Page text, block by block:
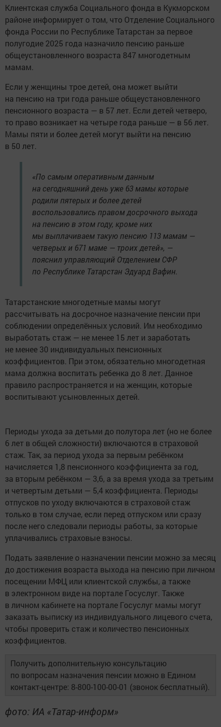
Клиентская служба Социального фонда в Кукморском
районе информирует о том, что Отделение Социального
фонда России по Республике Татарстан за первое
полугодие 2025 года назначило пенсию раньше
общеустановленного возраста 847 многодетным
мамам.
Если у женщины трое детей, она может выйти
на пенсию на три года раньше общеустановленного
пенсионного возраста — в 57 лет. Если детей четверо,
то право возникает на четыре года раньше — в 56 лет.
Мамы пяти и более детей могут выйти на пенсию
в 50 лет.
«По самым оперативным данным
на сегодняшний день уже 63 мамы которые
родили пятерых и более детей
воспользовались правом досрочного выхода
на пенсию в этом году, кроме них
мы выплачиваем такую пенсию 113 мамам —
четверых и 671 маме — троих детей», —
пояснил управляющий Отделением СФР
по Республике Татарстан Эдуард Вафин.
Татарстанские многодетные мамы могут
рассчитывать на досрочное назначение пенсии при
соблюдении определённых условий. Им необходимо
выработать стаж — не менее 15 лет и заработать
не менее 30 индивидуальных пенсионных
коэффициентов. При этом, обязательно многодетная
мама должна воспитать ребенка до 8 лет. Данное
правило распространяется и на женщин, которые
воспитывают усыновленных детей.
Периоды ухода за детьми до полутора лет (но не более
6 лет в общей сложности) включаются в страховой
стаж. Так, за период ухода за первым ребёнком
начисляется 1,8 пенсионного коэффициента за год,
за вторым ребёнком — 3,6, а за время ухода за третьим
и четвертым детьми — 5,4 коэффициента. Периоды
отпусков по уходу включаются в страховой стаж
только в том случае, если перед отпуском или сразу
после него следовали периоды работы, за которые
уплачивались страховые взносы.
Подать заявление о назначении пенсии можно за месяц
до достижения возраста выхода на пенсию при личном
посещении МФЦ или клиентской службы, а также
в электронном виде на портале Госуслуг. Также
в личном кабинете на портале Госуслуг мамы могут
заказать выписку из индивидуального лицевого счета,
чтобы проверить стаж и количество пенсионных
коэффициентов.
Получить дополнительную консультацию
по вопросам назначения пенсии можно в Едином
контакт-центре: 8-800-100-00-01 (звонок бесплатный).
фото: ИА «Татар-информ»